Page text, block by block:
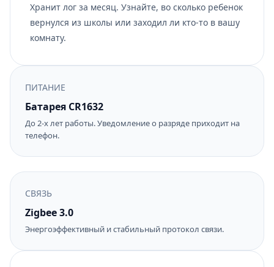
Хранит лог за месяц. Узнайте, во сколько ребенок
вернулся из школы или заходил ли кто-то в вашу
комнату.
ПИТАНИЕ
Батарея CR1632
До 2-х лет работы. Уведомление о разряде приходит на
телефон.
СВЯЗЬ
Zigbee 3.0
Энергоэффективный и стабильный протокол связи.